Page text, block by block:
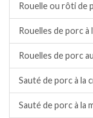
Rouelle ou rôti de
Rouelles de porc à
Rouelles de porc
Sauté de porc à la
Sauté de porc à la